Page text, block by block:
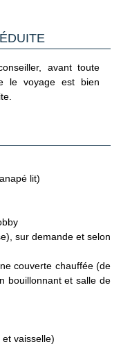
avant toute
le voyage est bien
lit)
sur demande et selon
couverte chauffée (de
bouillonnant et salle de
vaisselle)